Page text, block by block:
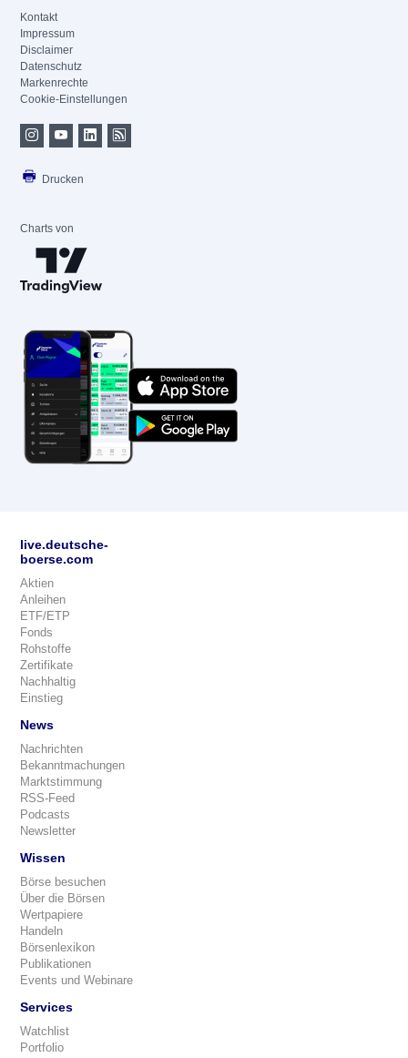
Kontakt
Impressum
Disclaimer
Datenschutz
Markenrechte
Cookie-Einstellungen
Drucken
Charts von
live.deutsche-
boerse.com
Aktien
Anleihen
ETF/ETP
Fonds
Rohstoffe
Zertifikate
Nachhaltig
Einstieg
News
Nachrichten
Bekanntmachungen
Marktstimmung
RSS-Feed
Podcasts
Newsletter
Wissen
Börse besuchen
Über die Börsen
Wertpapiere
Handeln
Börsenlexikon
Publikationen
Events und Webinare
Services
Watchlist
Portfolio